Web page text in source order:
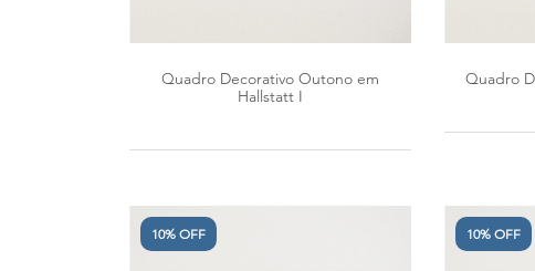
Quadro Decorativo Outono em
Hallstatt I
Quadro
10% OFF 10% OFF